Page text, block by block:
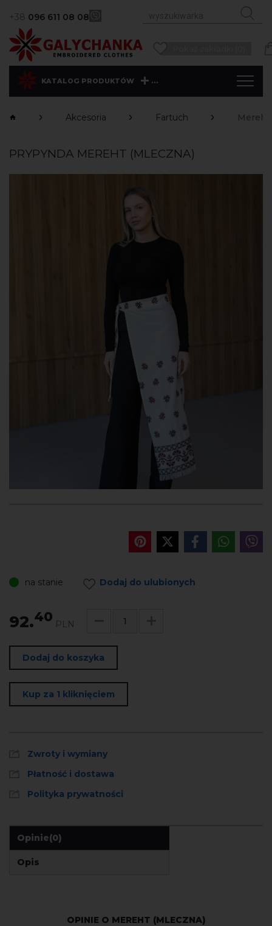
+38 096 611 08 08
KATALOG PRODUKTÓW ...
Akcesoria Fartuch Mereht
PRYPYNDA MEREHT (MLECZNA)
na stanie Dodaj do ulubionych
92.40 PLN
Dodaj do koszyka
Kup za 1 kliknięciem
Zwroty i wymiany
Płatność i dostawa
Polityka prywatności
Opinie(0)
Opis
OPINIE O MEREHT (MLECZNA)